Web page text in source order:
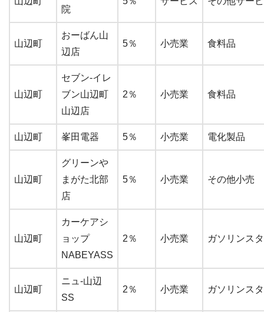
院
山辺町
おーばん山
辺店
5％ 小売業 食料品
山辺町
セブン-イレ
ブン山辺町
山辺店
2％ 小売業 食料品
山辺町 峯田電器 5％ 小売業 電化製品
山辺町
グリーンや
まがた北部
店
5％ 小売業 その他小売
山辺町
カーケアシ
ョップ
NABEYASS
2％ 小売業 ガソリンス
山辺町
ニュ-山辺
SS
2％ 小売業 ガソリンス